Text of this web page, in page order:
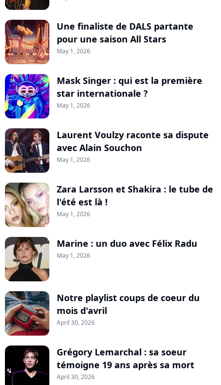
Une finaliste de DALS partante
pour une saison All Stars
May 1, 2026
Mask Singer : qui est la première
star internationale ?
May 1, 2026
Laurent Voulzy raconte sa dispute
avec Alain Souchon
May 1, 2026
Zara Larsson et Shakira : le tube de
l'été est là !
May 1, 2026
Marine : un duo avec Félix Radu
May 1, 2026
Notre playlist coups de coeur du
mois d'avril
April 30, 2026
Grégory Lemarchal : sa soeur
témoigne 19 ans après sa mort
April 30, 2026